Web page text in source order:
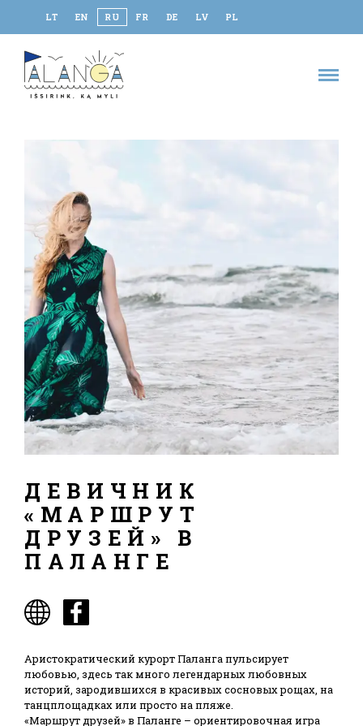
LT EN RU FR DE LV PL
ДЕВИЧНИК
«МАРШРУТ
ДРУЗЕЙ» В
ПАЛАНГЕ
Аристократический курорт Паланга пульсирует
любовью, здесь так много легендарных любовных
историй, зародившихся в красивых сосновых рощах, на
танцплощадках или просто на пляже.
«Маршрут друзей» в Паланге – ориентировочная игра